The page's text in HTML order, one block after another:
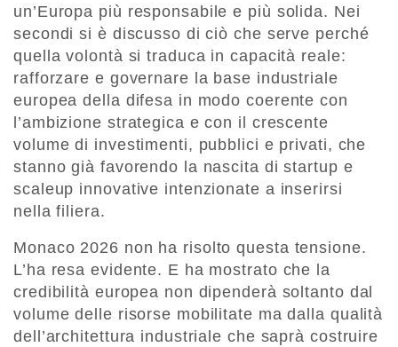
un’Europa più responsabile e più solida. Nei
secondi si è discusso di ciò che serve perché
quella volontà si traduca in capacità reale:
rafforzare e governare la base industriale
europea della difesa in modo coerente con
l’ambizione strategica e con il crescente
volume di investimenti, pubblici e privati, che
stanno già favorendo la nascita di startup e
scaleup innovative intenzionate a inserirsi
nella filiera.
Monaco 2026 non ha risolto questa tensione.
L’ha resa evidente. E ha mostrato che la
credibilità europea non dipenderà soltanto dal
volume delle risorse mobilitate ma dalla qualità
dell’architettura industriale che saprà costruire